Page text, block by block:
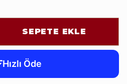
SEPETE EKLE